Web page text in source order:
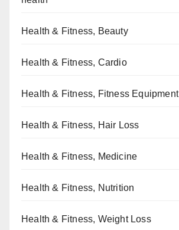
Health & Fitness, Beauty
Health & Fitness, Cardio
Health & Fitness, Fitness Equipment
Health & Fitness, Hair Loss
Health & Fitness, Medicine
Health & Fitness, Nutrition
Health & Fitness, Weight Loss